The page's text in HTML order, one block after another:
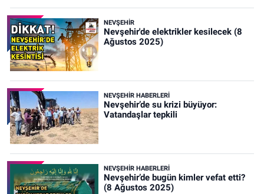
NEVŞEHIR
Nevşehir'de elektrikler kesilecek (8
Ağustos 2025)
NEVŞEHIR HABERLERI
Nevşehir’de su krizi büyüyor:
Vatandaşlar tepkili
NEVŞEHIR HABERLERI
Nevşehir’de bugün kimler vefat etti?
(8 Ağustos 2025)